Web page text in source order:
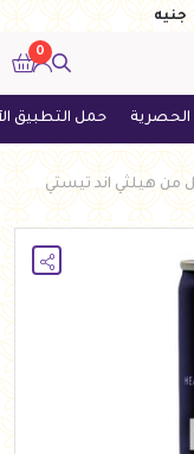
جنيه
0
حمل التطبيق الآن